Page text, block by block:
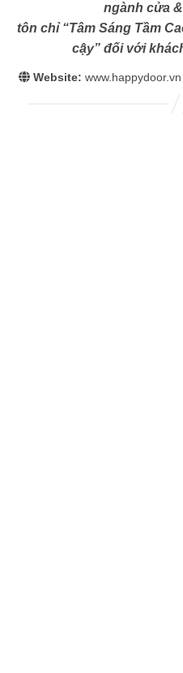
ngành cửa
tôn chỉ “Tâm Sáng Tầm
cậy” đối với
Website: www.happydoor.vn